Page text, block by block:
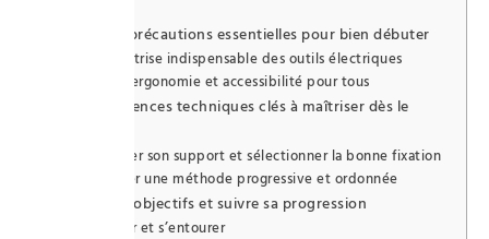
Sécurité et précautions essentielles pour bien débuter
Une maîtrise indispensable des outils électriques
Penser ergonomie et accessibilité pour tous
Les compétences techniques clés à maîtriser dès le
Identifier son support et sélectionner la bonne fixation
Adopter une méthode progressive et ordonnée
Se fixer des objectifs et suivre sa progression
Partager et s’entourer